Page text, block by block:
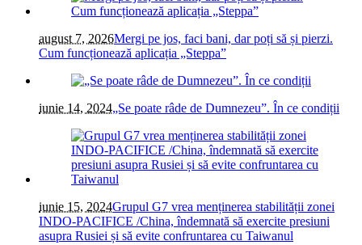
august 7, 2026Mergi pe jos, faci bani, dar poți să și pierzi.
Cum funcționează aplicația „Steppa”
iunie 14, 2024„Se poate râde de Dumnezeu”. În ce condiții
iunie 15, 2024Grupul G7 vrea menținerea stabilității zonei
INDO-PACIFICE /China, îndemnată să exercite presiuni
asupra Rusiei și să evite confruntarea cu Taiwanul